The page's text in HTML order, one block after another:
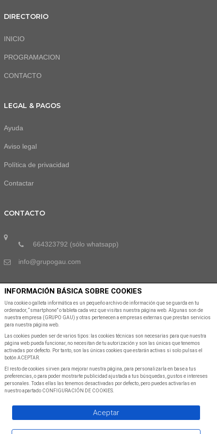
DIRECTORIO
INICIO
PROGRAMACION
CONTACTO
LEGAL & PAGOS
Ayuda
Aviso legal
Política de privacidad
Contactar
CONTACTO
664323792 (sólo whatsapp)
info@grupogau.com
Suscribete a nuestra Newsletter para recibir las últimas noticias y ofertas
SUSCRIBIR A NEWSLETTER
INFORMACIÓN BÁSICA SOBRE COOKIES
Una cookie o galleta informática es un pequeño archivo de información que se guarda en tu
ordenador, “smartphone” o tableta cada vez que visitas nuestra página web. Algunas son de
nuestra empresa (GRUPO GAU) y otras pertenecen a empresas externas que prestan servicios
para nuestra página web.
Las cookies pueden ser de varios tipos: las cookies técnicas son necesarias para que nuestra
página web pueda funcionar, no necesitan de tu autorización y son las únicas que tenemos
activadas por defecto. Por tanto, son las únicas cookies que estarán activas si solo pulsas el
botón ACEPTAR.
El resto de cookies sirven para mejorar nuestra página, para personalizarla en base a tus
preferencias, o para poder mostrarte publicidad ajustada a tus búsquedas, gustos e intereses
personales. Todas ellas las tenemos desactivadas por defecto, pero puedes activarlas en
nuestro apartado CONFIGURACIÓN DE COOKIES.
Aceptar